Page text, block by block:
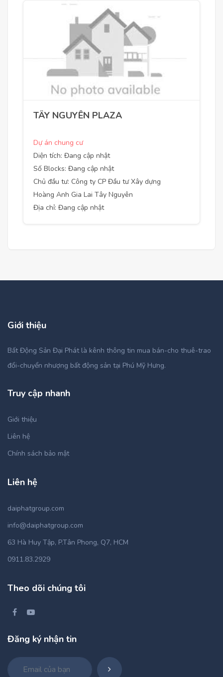
TÂY NGUYÊN PLAZA
Dự án chung cư
Diện tích: Đang cập nhật
Số Blocks: Đang cập nhật
Chủ đầu tư: Công ty CP Đầu tư Xây dựng
Hoàng Anh Gia Lai Tây Nguyên
Địa chỉ: Đang cập nhật
Giới thiệu
Bất Động Sản Đại Phát là kênh thông tin mua bán-cho thuê-trao
đổi-chuyển nhượng bất động sản tại Phú Mỹ Hưng.
Truy cập nhanh
Giới thiệu
Liên hệ
Chính sách bảo mật
Liên hệ
daiphatgroup.com
info@daiphatgroup.com
63 Hà Huy Tập, P.Tân Phong, Q7, HCM
0911.83.2929
Theo dõi chúng tôi
Đăng ký nhận tin